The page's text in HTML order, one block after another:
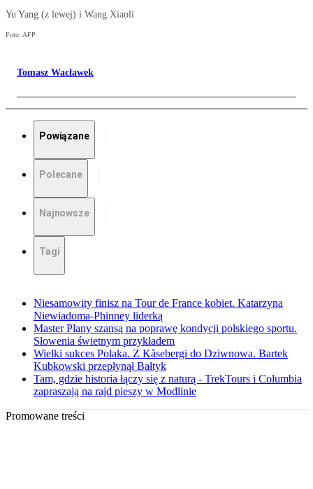
Yu Yang (z lewej) i Wang Xiaoli
Foto: AFP
Tomasz Wacławek
Powiązane
Polecane
Najnowsze
Tagi
Niesamowity finisz na Tour de France kobiet. Katarzyna
Niewiadoma-Phinney liderką
Master Plany szansą na poprawę kondycji polskiego sportu.
Słowenia świetnym przykładem
Wielki sukces Polaka. Z Kåsebergi do Dziwnowa. Bartek
Kubkowski przepłynął Bałtyk
Tam, gdzie historia łączy się z naturą - TrekTours i Columbia
zapraszają na rajd pieszy w Modlinie
Promowane treści